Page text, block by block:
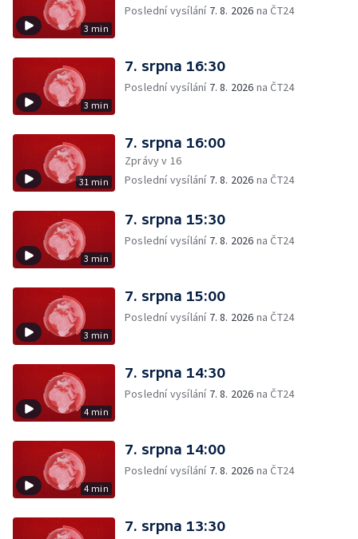
3 min
Poslední vysílání 7. 8. 2026 na ČT24
3 min
7. srpna 16:30
Poslední vysílání 7. 8. 2026 na ČT24
31 min
7. srpna 16:00
Zprávy v 16
Poslední vysílání 7. 8. 2026 na ČT24
3 min
7. srpna 15:30
Poslední vysílání 7. 8. 2026 na ČT24
3 min
7. srpna 15:00
Poslední vysílání 7. 8. 2026 na ČT24
4 min
7. srpna 14:30
Poslední vysílání 7. 8. 2026 na ČT24
4 min
7. srpna 14:00
Poslední vysílání 7. 8. 2026 na ČT24
7. srpna 13:30